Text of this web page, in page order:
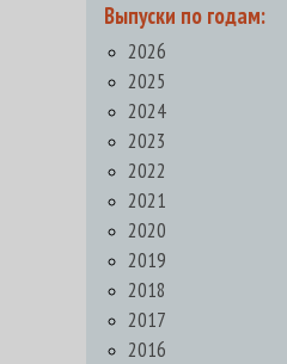
Выпуски по годам:
2026
2025
2024
2023
2022
2021
2020
2019
2018
2017
2016